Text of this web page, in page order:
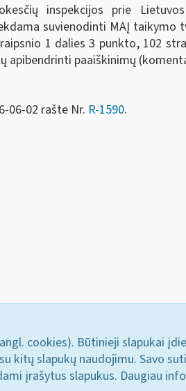
inspekcijos prie
suvienodinti MAĮ taikymo
1 dalies 3 punkto, 102
apibendrinti paaiškinimų
06-02 rašte Nr. R-1590.
cookies). Būtinieji slapukai
kitų slapukų naudojimu. Savo
įrašytus slapukus. Daugiau